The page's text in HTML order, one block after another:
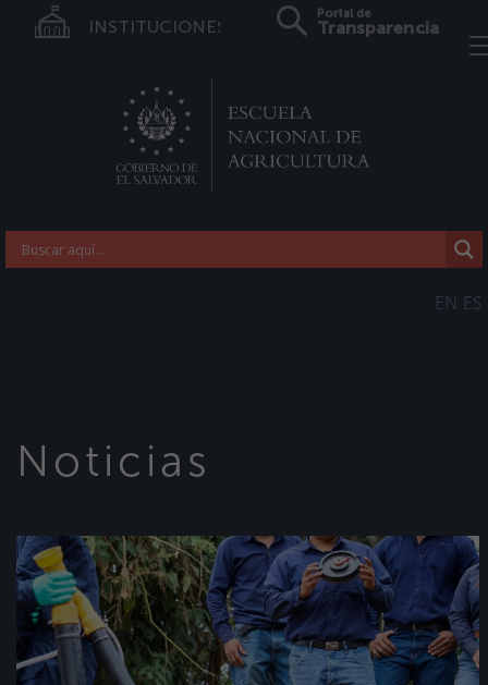
INSTITUCIONES
Portal de
Transparencia
EN ES
Noticias